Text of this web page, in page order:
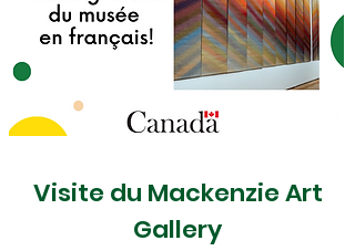
Visite du Mackenzie Art
Gallery